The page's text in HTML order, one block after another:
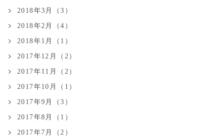
2018年3月（3）
2018年2月（4）
2018年1月（1）
2017年12月（2）
2017年11月（2）
2017年10月（1）
2017年9月（3）
2017年8月（1）
2017年7月（2）